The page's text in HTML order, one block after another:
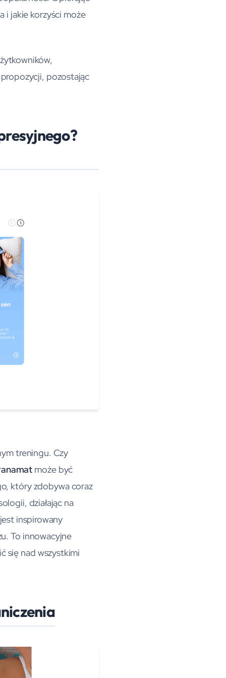
i jakie korzyści może
pozostając
treningu. Czy
może być
który zdobywa coraz
działając na
inspirowany
To innowacyjne
się nad wszystkimi